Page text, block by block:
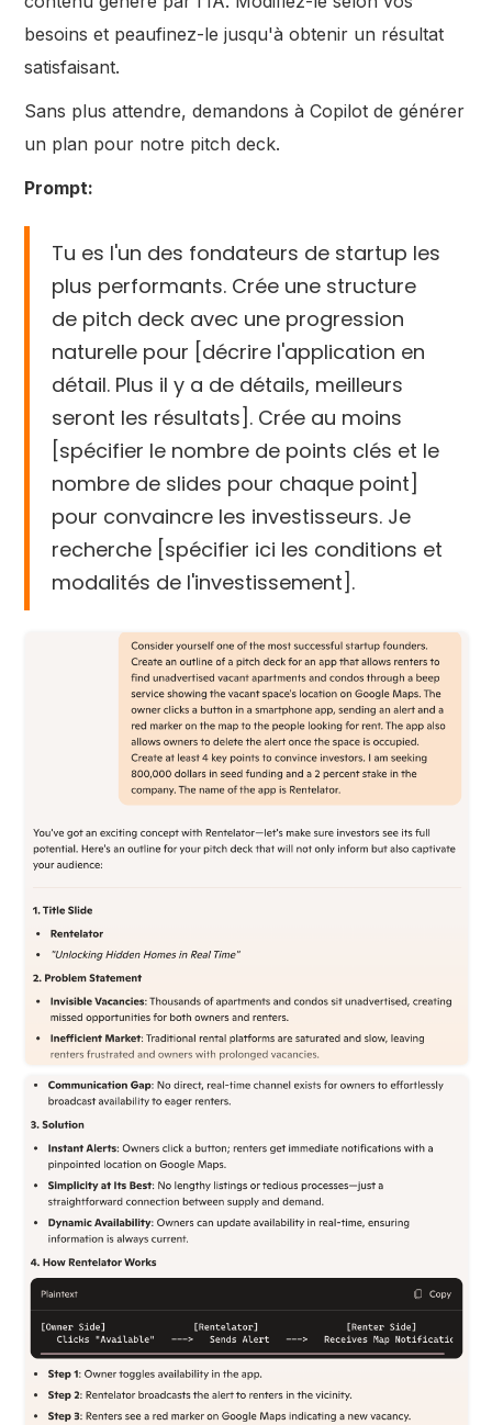
besoins et peaufinez-le jusqu'à obtenir un résultat
satisfaisant.
Sans plus attendre, demandons à Copilot de générer
un plan pour notre pitch deck.
Prompt:
Tu es l'un des fondateurs de startup les
plus performants. Crée une structure
de pitch deck avec une progression
naturelle pour [décrire l'application en
détail. Plus il y a de détails, meilleurs
seront les résultats]. Crée au moins
[spécifier le nombre de points clés et le
nombre de slides pour chaque point]
pour convaincre les investisseurs. Je
recherche [spécifier ici les conditions et
modalités de l'investissement].